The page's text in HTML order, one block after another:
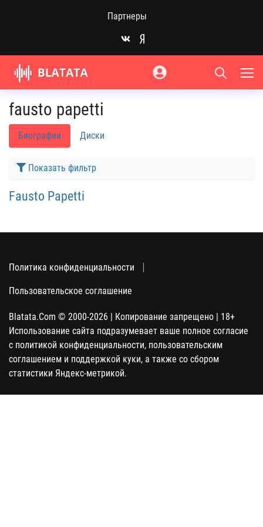
Партнеры
fausto papetti
Биографии Диски
Показать фильтр
Fausto Papetti
Политика конфиденциальности
Пользовательское соглашение
Blatata.Com © 2000-2026 | Копирование запрещено | 18+
Использование сайта подразумевает ваше полное согласие
с политикой конфиденциальности, пользовательским
соглашением и поддержкой куки, а также со сбором
статистики Яндекс-метрикой.